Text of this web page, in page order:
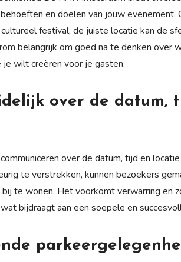
en doelen van jouw evenement.
festival, de juiste locatie kan de
belangrijk om goed na te denken over
wilt creëren voor je gasten.
over de datum,
over de datum, tijd en
te verstrekken, kunnen bezoekers
te wonen. Het voorkomt verwarring en
bijdraagt aan een soepele en